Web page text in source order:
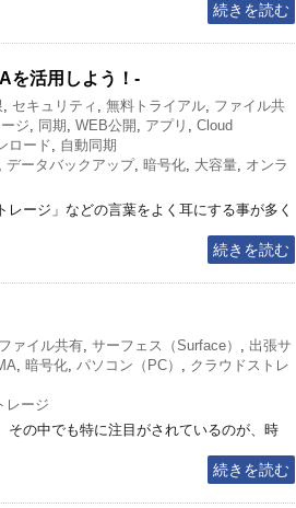
続きを読む
を活用しよう！-
, セキュリティ , 無料トライアル, ファイル共
ジ, 同期, WEB公開 , アプリ , Cloud
ロード, 自動同期
, データバックアップ, 暗号化, 大容量, オンラ
ージ」などの言葉をよく耳にする事が多く
続きを読む
ファイル共有, サーフェス（Surface） , 出張サ
, 暗号化, パソコン（PC） , クラウドストレ
レージ
その中でも特に注目がされているのが、時
続きを読む